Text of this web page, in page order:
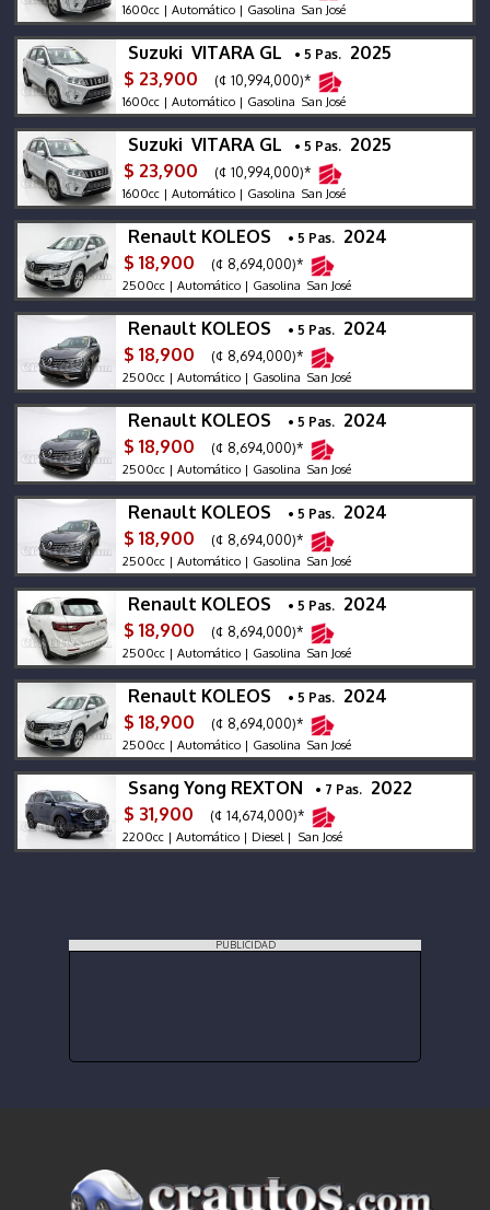
1600cc | Automático | Gasolina San José
Suzuki VITARA GL • 5 Pas. 2025
$ 23,900
(¢ 10,994,000)*
1600cc | Automático | Gasolina San José
Suzuki VITARA GL • 5 Pas. 2025
$ 23,900
(¢ 10,994,000)*
1600cc | Automático | Gasolina San José
Renault KOLEOS • 5 Pas. 2024
$ 18,900
(¢ 8,694,000)*
2500cc | Automático | Gasolina San José
Renault KOLEOS • 5 Pas. 2024
$ 18,900
(¢ 8,694,000)*
2500cc | Automático | Gasolina San José
Renault KOLEOS • 5 Pas. 2024
$ 18,900
(¢ 8,694,000)*
2500cc | Automático | Gasolina San José
Renault KOLEOS • 5 Pas. 2024
$ 18,900
(¢ 8,694,000)*
2500cc | Automático | Gasolina San José
Renault KOLEOS • 5 Pas. 2024
$ 18,900
(¢ 8,694,000)*
2500cc | Automático | Gasolina San José
Renault KOLEOS • 5 Pas. 2024
$ 18,900
(¢ 8,694,000)*
2500cc | Automático | Gasolina San José
Ssang Yong REXTON • 7 Pas. 2022
$ 31,900
(¢ 14,674,000)*
2200cc | Automático | Diesel | San José
PUBLICIDAD